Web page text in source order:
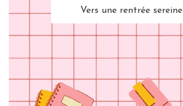
Vers une rentrée sereine